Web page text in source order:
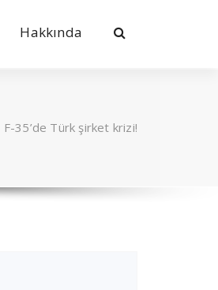
Hakkında
F-35’de Türk şirket krizi!